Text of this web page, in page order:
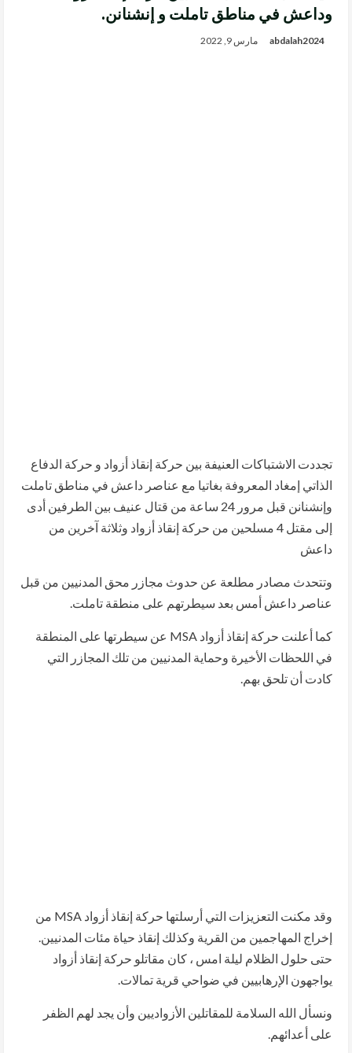
وداعش في مناطق تاملت و إنشنانن.
abdalah2024 مارس 9, 2022
تجددت الاشتباكات العنيفة بين حركة إنقاذ أزواد و حركة الدفاع
الذاتي إمغاد المعروفة بغاتيا مع عناصر داعش في مناطق تاملت
وإنشنانن قبل مرور 24 ساعة من قتال عنيف بين الطرفين أدى
إلى مقتل 4 مسلحين من حركة إنقاذ أزواد وثلاثة آخرين من
داعش
وتتحدث مصادر مطلعة عن حدوث مجازر محق المدنيين من قبل
عناصر داعش أمس بعد سيطرتهم على منطقة تاملت.
كما أعلنت حركة إنقاذ أزواد MSA عن سيطرتها على المنطقة
في اللحظات الأخيرة وحماية المدنيين من تلك المجازر التي
كادت أن تلحق بهم.
وقد مكنت التعزيزات التي أرسلتها حركة إنقاذ أزواد MSA من
إخراج المهاجمين من القرية وكذلك إنقاذ حياة مئات المدنيين.
حتى حلول الظلام ليلة امس ، كان مقاتلو حركة إنقاذ أزواد
يواجهون الإرهابيين في ضواحي قرية تمالات.
ونسأل الله السلامة للمقاتلين الأزواديين وأن يجد لهم الظفر
على أعدائهم.